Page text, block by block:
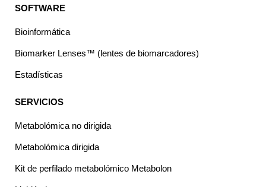
SOFTWARE
Bioinformática
Biomarker Lenses™ (lentes de biomarcadores)
Estadísticas
SERVICIOS
Metabolómica no dirigida
Metabolómica dirigida
Kit de perfilado metabolómico Metabolon